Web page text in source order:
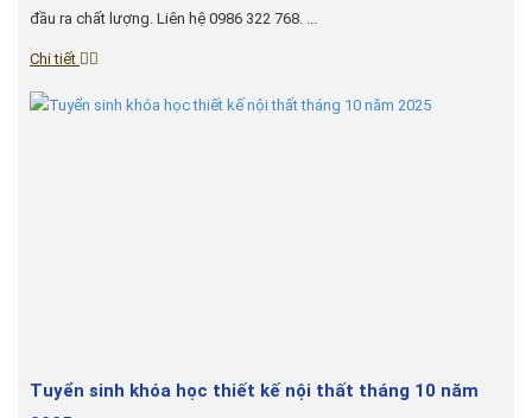
đầu ra chất lượng. Liên hệ 0986 322 768. ...
Chi tiết
Tuyển sinh khóa học thiết kế nội thất tháng 10 năm